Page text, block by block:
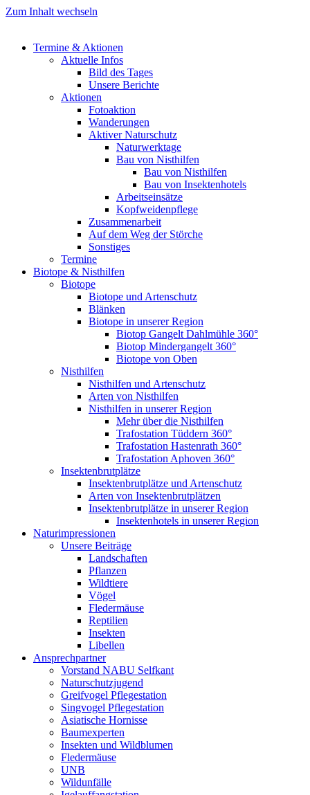
Zum Inhalt wechseln
Termine & Aktionen
Aktuelle Infos
Bild des Tages
Unsere Berichte
Aktionen
Fotoaktion
Wanderungen
Aktiver Naturschutz
Naturwerktage
Bau von Nisthilfen
Bau von Nisthilfen
Bau von Insektenhotels
Arbeitseinsätze
Kopfweidenpflege
Zusammenarbeit
Auf dem Weg der Störche
Sonstiges
Termine
Biotope & Nisthilfen
Biotope
Biotope und Artenschutz
Blänken
Biotope in unserer Region
Biotop Gangelt Dahlmühle 360°
Biotop Mindergangelt 360°
Biotope von Oben
Nisthilfen
Nisthilfen und Artenschutz
Arten von Nisthilfen
Nisthilfen in unserer Region
Mehr über die Nisthilfen
Trafostation Tüddern 360°
Trafostation Hastenrath 360°
Trafostation Aphoven 360°
Insektenbrutplätze
Insektenbrutplätze und Artenschutz
Arten von Insektenbrutplätzen
Insektenbrutplätze in unserer Region
Insektenhotels in unserer Region
Naturimpressionen
Unsere Beiträge
Landschaften
Pflanzen
Wildtiere
Vögel
Fledermäuse
Reptilien
Insekten
Libellen
Ansprechpartner
Vorstand NABU Selfkant
Naturschutzjugend
Greifvogel Pflegestation
Singvogel Pflegestation
Asiatische Hornisse
Baumexperten
Insekten und Wildblumen
Fledermäuse
UNB
Wildunfälle